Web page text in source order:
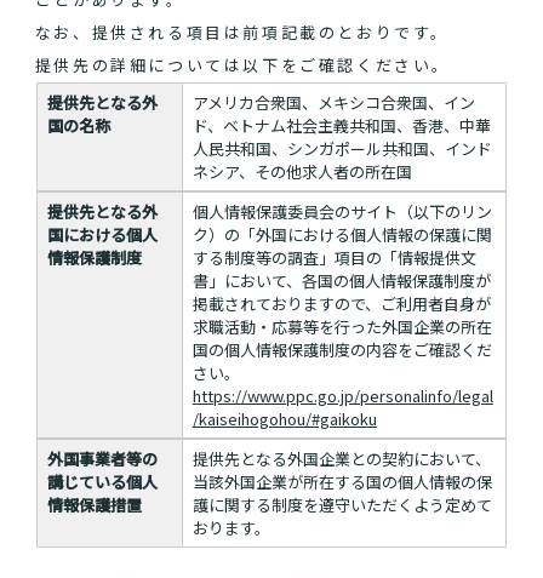
なお、提供される項目は前項記載のとおりです。
提供先の詳細については以下をご確認ください。
提供先となる外
国の名称
アメリカ合衆国、メキシコ合衆国、イン
ド、ベトナム社会主義共和国、香港、中華
人民共和国、シンガポール共和国、インド
ネシア、その他求人者の所在国
提供先となる外
国における個人
情報保護制度
個人情報保護委員会のサイト（以下のリン
ク）の「外国における個人情報の保護に関
する制度等の調査」項目の「情報提供文
書」において、各国の個人情報保護制度が
掲載されておりますので、ご利用者自身が
求職活動・応募等を行った外国企業の所在
国の個人情報保護制度の内容をご確認くだ
さい。
https://www.ppc.go.jp/personalinfo/legal
/kaiseihogohou/#gaikoku
外国事業者等の
講じている個人
情報保護措置
提供先となる外国企業との契約において、
当該外国企業が所在する国の個人情報の保
護に関する制度を遵守いただくよう定めて
おります。